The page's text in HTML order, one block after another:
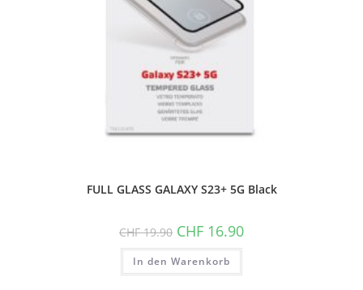
FULL GLASS GALAXY S23+ 5G Black
CHF19.90 Ursprünglicher
Preis
war:
CHF 19.90
CHF 16.90Aktueller
In den Warenkorb